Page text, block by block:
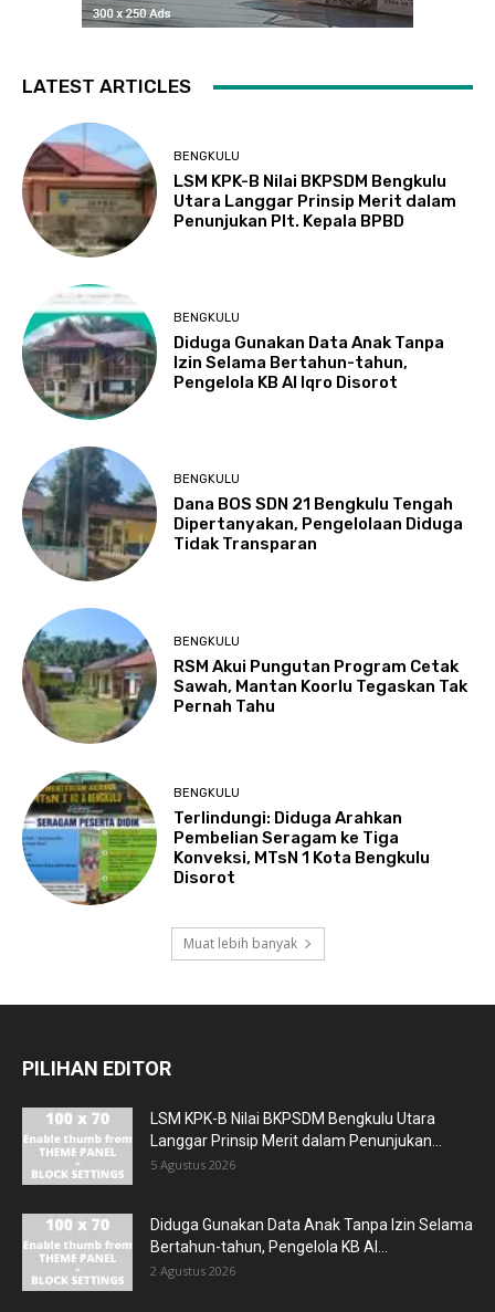
LATEST ARTICLES
BENGKULU
LSM KPK-B Nilai BKPSDM Bengkulu
Utara Langgar Prinsip Merit dalam
Penunjukan Plt. Kepala BPBD
BENGKULU
Diduga Gunakan Data Anak Tanpa
Izin Selama Bertahun-tahun,
Pengelola KB Al Iqro Disorot
BENGKULU
Dana BOS SDN 21 Bengkulu Tengah
Dipertanyakan, Pengelolaan Diduga
Tidak Transparan
BENGKULU
RSM Akui Pungutan Program Cetak
Sawah, Mantan Koorlu Tegaskan Tak
Pernah Tahu
BENGKULU
Terlindungi: Diduga Arahkan
Pembelian Seragam ke Tiga
Konveksi, MTsN 1 Kota Bengkulu
Disorot
Muat lebih banyak
PILIHAN EDITOR
LSM KPK-B Nilai BKPSDM Bengkulu Utara
Langgar Prinsip Merit dalam Penunjukan...
5 Agustus 2026
Diduga Gunakan Data Anak Tanpa Izin Selama
Bertahun-tahun, Pengelola KB Al...
2 Agustus 2026